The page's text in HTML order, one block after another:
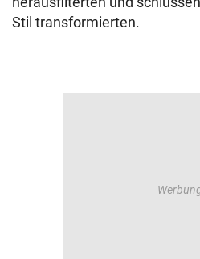
Stil transformierten.